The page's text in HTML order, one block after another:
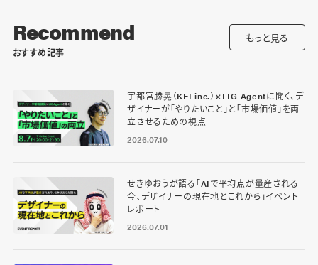
Recommend
おすすめ記事
もっと見る
宇都宮勝晃（KEI inc.）×LIG Agentに聞く、デ
ザイナーが「やりたいこと」と「市場価値」を両
立させるための視点
2026.07.10
せきゆおうが語る「AIで平均点が量産される
今、デザイナーの現在地とこれから」イベント
レポート
2026.07.01